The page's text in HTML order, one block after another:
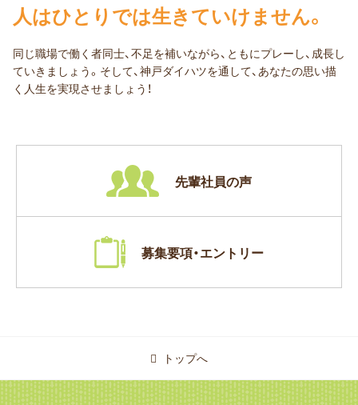
人はひとりでは生きていけません。
同じ職場で働く者同士、不足を補いながら、ともにプレーし、成長し
ていきましょう。 そして、神戸ダイハツを通して、あなたの思い描
く人生を実現させましょう！
先輩社員の声
募集要項・エントリー
トップへ